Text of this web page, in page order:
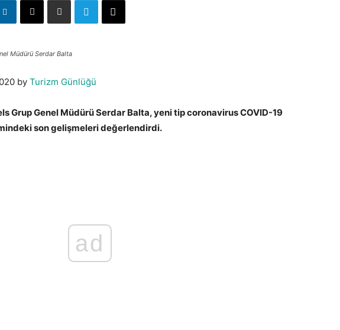
Müdürü Serdar Balta
by Turizm Günlüğü
Grup Genel Müdürü Serdar Balta, yeni tip coronavirus COVID-19
son gelişmeleri değerlendirdi.
ad